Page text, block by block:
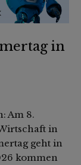
in
Am 8.
in
geht in
kommen